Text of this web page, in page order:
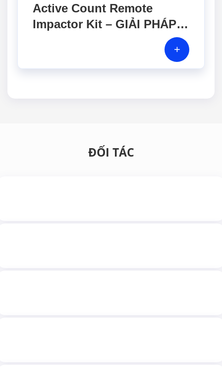
Active Count Remote
Impactor Kit – GIẢI PHÁP
HOẠT CHO PHÒNG SẠCH+
ĐỐI TÁC